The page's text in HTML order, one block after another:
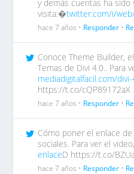
y demás cuentas ha sido
visita:�twitter.com/i/
hace 7 años • Responder •
Conoce Theme Builder,
Temas de Divi 4.0.. Para
mediadigitalfacil.com/
https://t.co/cQP89172aX
hace 7 años • Responder •
Cómo poner el enlace
sociales. Para ver el
enlaceD https://t.co/
hace 7 años • Responder •